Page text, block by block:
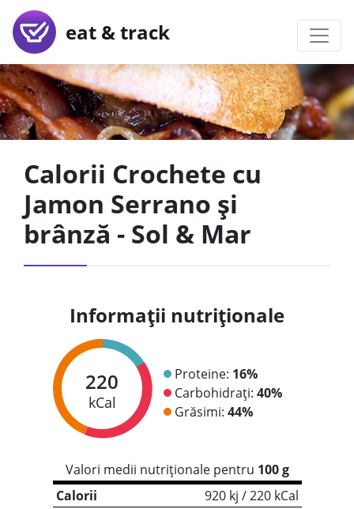
eat & track
Calorii Crochete cu
Jamon Serrano și
brânză - Sol & Mar
Informații nutriționale
220
kCal
Proteine: 16%
Carbohidrați: 40%
Grăsimi: 44%
Valori medii nutriționale pentru 100 g
Calorii
920 kj / 220 kCal